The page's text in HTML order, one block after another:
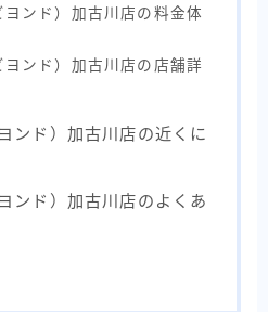
ヨンド）加古川店の料金体
ヨンド）加古川店の店舗詳
ンド）加古川店の近くに
ンド）加古川店のよくあ